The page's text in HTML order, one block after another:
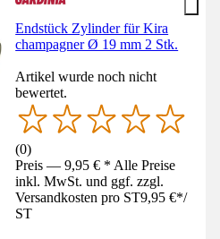
Endstück Zylinder für Kira
champagner Ø 19 mm 2 Stk.
Artikel wurde noch nicht
bewertet.
(0)
Preis — 9,95 € * Alle Preise
inkl. MwSt. und ggf. zzgl.
Versandkosten pro ST9,95 €*/
ST